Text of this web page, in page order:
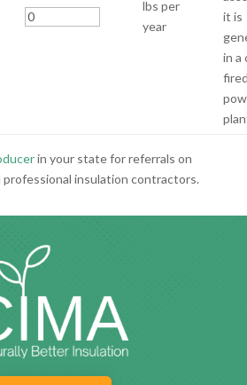
lbs per
year
it is
in a
in your state for referrals on
insulation contractors.